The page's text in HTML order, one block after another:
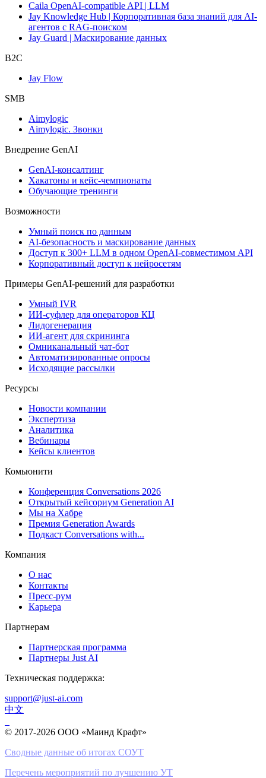
Caila OpenAI-compatible API | LLM
Jay Knowledge Hub | Корпоративная база знаний для AI-
агентов с RAG-поиском
Jay Guard | Маскирование данных
B2C
Jay Flow
SMB
Aimylogic
Aimylogic. Звонки
Внедрениe GenAI
GenAI-консалтинг
Хакатоны и кейс-чемпионаты
Обучающие тренинги
Возможности
Умный поиск по данным
AI-безопасность и маскирование данных
Доступ к 300+ LLM в одном OpenAI-совместимом API
Корпоративный доступ к нейросетям
Примеры GenAI-решений для разработки
Умный IVR
ИИ-суфлер для операторов КЦ
Лидогенерация
ИИ-агент для скрининга
Омниканальный чат-бот
Автоматизированные опросы
Исходящие рассылки
Ресурсы
Новости компании
Экспертиза
Аналитика
Вебинары
Кейсы клиентов
Комьюнити
Конференция Conversations 2026
Открытый кейсориум Generation AI
Мы на Хабре
Премия Generation Awards
Подкаст Conversations with...
Компания
О нас
Контакты
Пресс-рум
Карьера
Партнерам
Партнерская программа
Партнеры Just AI
Техническая поддержка:
support@just-ai.com
中文
© 2017-2026 ООО «Маинд Крафт»
Сводные данные об итогах СОУТ
Перечень мероприятий по лучшению УТ